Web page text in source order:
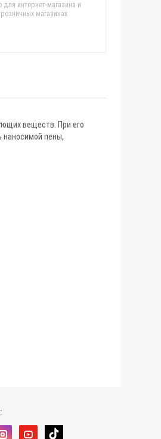
для интернет-магазина и
магазинах
веществ. При его
наносимой пены,